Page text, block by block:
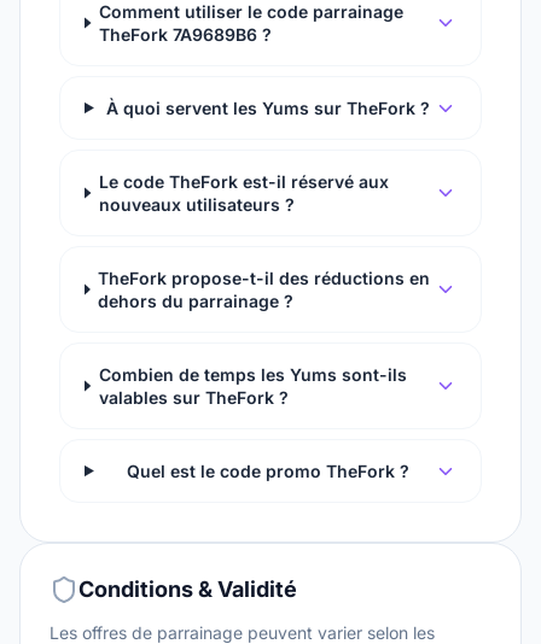
Comment utiliser le code parrainage
TheFork 7A9689B6 ?
À quoi servent les Yums sur TheFork ?
Le code TheFork est-il réservé aux
nouveaux utilisateurs ?
TheFork propose-t-il des réductions en
dehors du parrainage ?
Combien de temps les Yums sont-ils
valables sur TheFork ?
Quel est le code promo TheFork ?
Conditions & Validité
Les offres de parrainage peuvent varier selon les